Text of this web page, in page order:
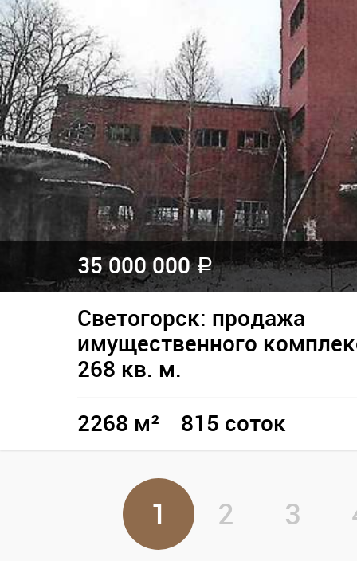
35 000 000a
Светогорск: продажа
имущественного
268 кв. м.
2268 м² 815 соток
1 2 3